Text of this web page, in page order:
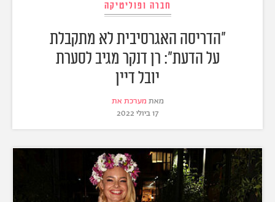
חברה ופוליטיקה
"הדריסה האגרסיבית לא מתקבלת
על הדעת": רן דנקר מגיב לסערת
יובל דיין
מאת מערכת את
17 ביולי 2022